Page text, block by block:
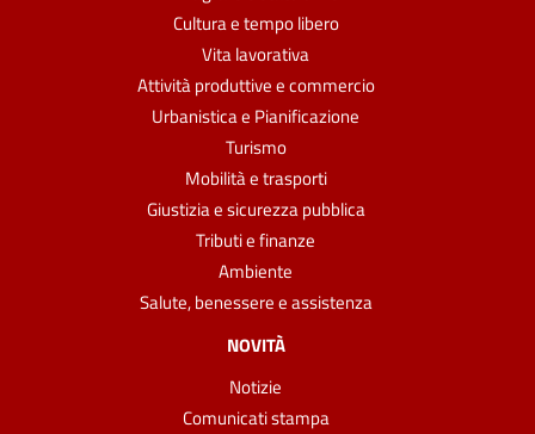
Cultura e tempo libero
Vita lavorativa
Attività produttive e commercio
Urbanistica e Pianificazione
Turismo
Mobilità e trasporti
Giustizia e sicurezza pubblica
Tributi e finanze
Ambiente
Salute, benessere e assistenza
NOVITÀ
Notizie
Comunicati stampa